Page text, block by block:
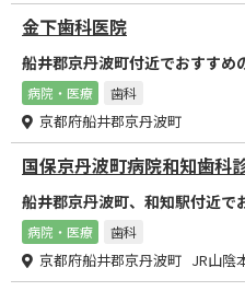
金下歯科医院
船井郡京丹波町付近でおすすめ
病院・医療 歯科
京都府船井郡京丹波町
国保京丹波町病院和知歯科
船井郡京丹波町、和知駅付近で
病院・医療 歯科
京都府船井郡京丹波町 JR山陰